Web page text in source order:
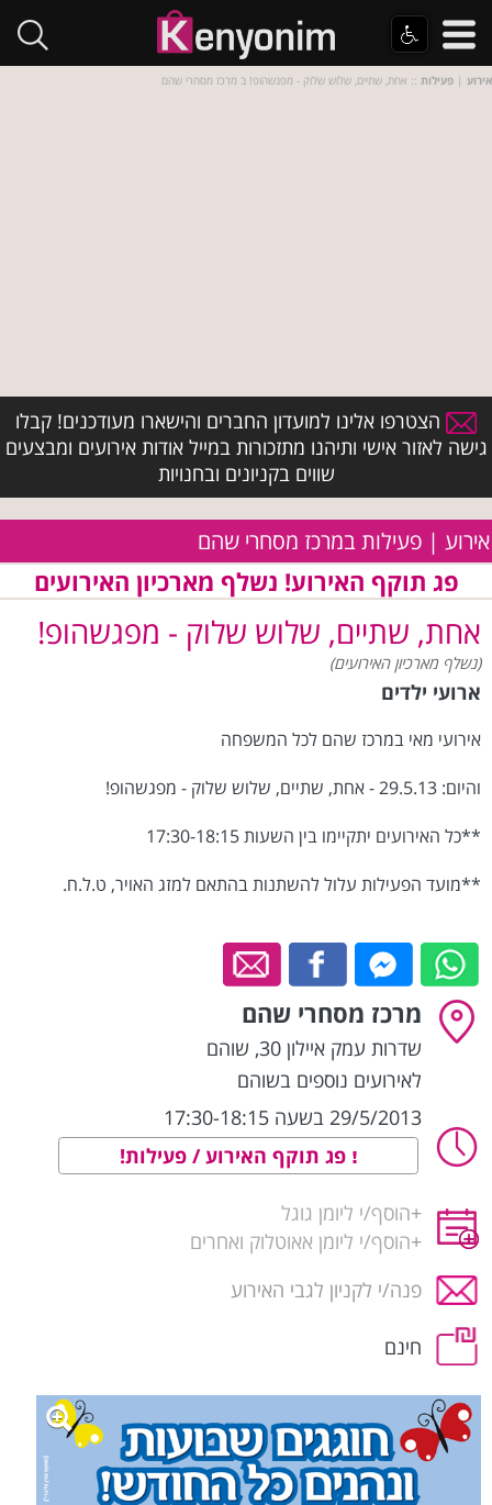
אירוע | פעילות :: אחת, שתיים, שלוש שלוק - מפגשהופ! ב מרכז מסחרי שהם
הצטרפו אלינו למועדון החברים והישארו מעודכנים! קבלו
גישה לאזור אישי ותיהנו מתזכורות במייל אודות אירועים ומבצעים
שווים בקניונים ובחנויות
אירוע | פעילות במרכז מסחרי שהם
פג תוקף האירוע! נשלף מארכיון האירועים
אחת, שתיים, שלוש שלוק - מפגשהופ!
(נשלף מארכיון האירועים)
ארועי ילדים
אירועי מאי במרכז שהם לכל המשפחה
והיום: 29.5.13 - אחת, שתיים, שלוש שלוק - מפגשהופ!
**כל האירועים יתקיימו בין השעות 17:30-18:15
**מועד הפעילות עלול להשתנות בהתאם למזג האויר, ט.ל.ח.
מרכז מסחרי שהם
שדרות עמק איילון 30 , שוהם
לאירועים נוספים בשוהם
29/5/2013 בשעה 17:30-18:15
פג תוקף האירוע / פעילות!
+הוסף/י ליומן גוגל
+הוסף/י ליומן אאוטלוק ואחרים
פנה/י לקניון לגבי האירוע
חינם